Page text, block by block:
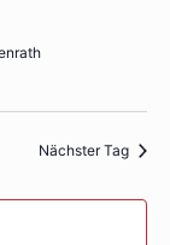
Nächster Tag